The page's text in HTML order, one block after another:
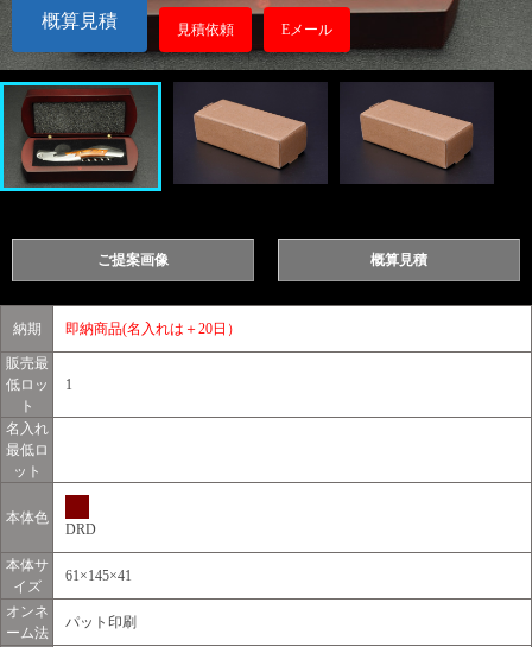
概算見積 見積依頼 Eメール
ご提案画像 概算見積
納期 即納商品(名入れは＋20日）
販売最
低ロッ
ト
1
名入れ
最低ロ
ット
本体色
DRD
本体サ
イズ
61×145×41
オンネ
ーム法
パット印刷